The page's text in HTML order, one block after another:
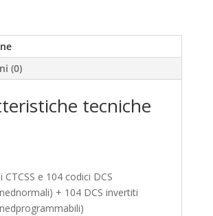
(0)
tecniche
CTCSS e 104 codici DCS
+ 104 DCS invertiti